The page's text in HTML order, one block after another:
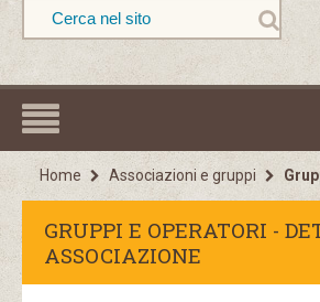
Home Associazioni e gruppi
GRUPPI E OPERATORI -
ASSOCIAZIONE